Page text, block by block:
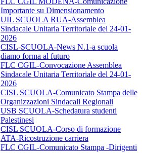
Importante su Dimensionamento
UIL SCUOLA RUA-Assemblea
Sindacale Unitaria Territoriale del 24-01-
2026
CISL-SCUOLA-News N.1-a scuola
diamo forma al futuro
FLC CGIL-Convocazione Assemblea
Sindacale Unitaria Territoriale del 24-01-
2026
CISL SCUOLA-Comunicato Stampa delle
Organizzazioni Sindacali Regionali
USB SCUOLA-Schedatura studenti
Palestinesi
CISL SCUOLA-Corso di formazione
ATA-Ricostruzione carriera
FLC CGIL-Comunicato Stampa -Dirigenti